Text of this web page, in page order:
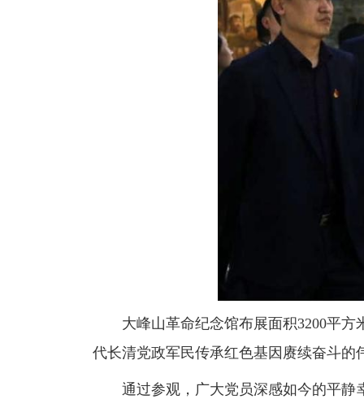
大峰山革命纪念馆布展面积3200平
代长清党政军民传承红色基因赓续奋斗
通过参观，广大党员深感如今的平